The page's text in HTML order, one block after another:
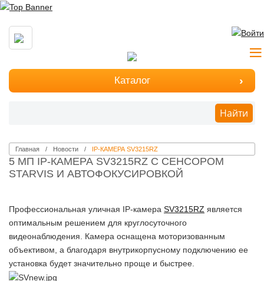
Каталог
Найти
Главная Новости IP-КАМЕРА SV3215RZ
5 МП IP-КАМЕРА SV3215RZ С СЕНСОРОМ
STARVIS И АВТОФОКУСИРОВКОЙ
Профессиональная уличная IP-камера SV3215RZ является
оптимальным решением для круглосуточного
видеонаблюдения. Камера оснащена моторизованным
объективом, а благодаря внутрикорпусному подключению ее
установка будет значительно проще и быстрее.